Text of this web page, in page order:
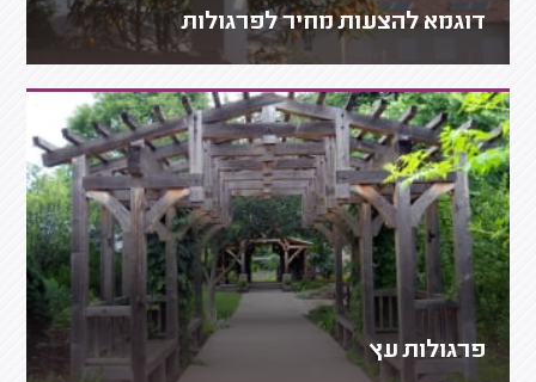
דוגמא להצעות מחיר לפרגולות
פרגולות עץ